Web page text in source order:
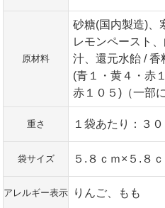
原材料
砂糖(国内製造)、
レモンペースト
汁、還元水飴 /
(青１・黄４・赤
赤１０５)（一部
重さ １袋あたり：３０
袋サイズ ５.８ｃｍ×５.８
アレルギー表示 りんご、もも